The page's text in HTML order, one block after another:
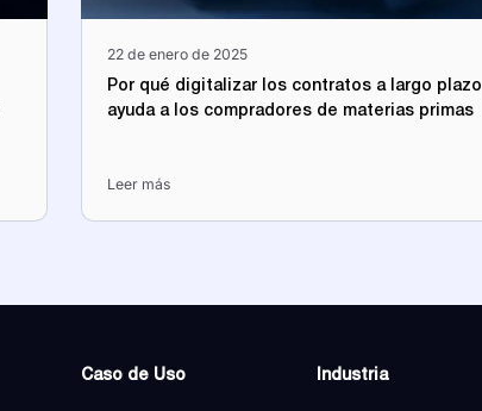
22 de enero de 2025
Por qué digitalizar los contratos a largo plazo
ayuda a los compradores de materias primas
Leer más
Caso de Uso Industria